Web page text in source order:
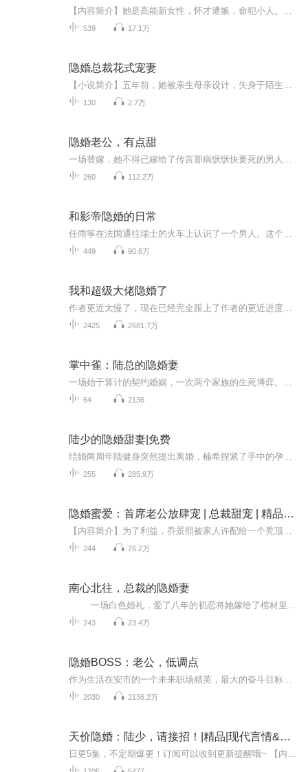
539 17.1万
隐婚总裁花式宠妻
130 2.7万
隐婚老公，有点甜
260 112.2万
和影帝隐婚的日常
449 90.6万
我和超级大佬隐婚了
2425 2681.7万
掌中雀：陆总的隐婚妻
64 2136
陆少的隐婚甜妻|免费
255 285.9万
隐婚蜜爱：首席老公放肆宠 | 总裁甜宠 | 精品双播
244 76.2万
南心北往，总裁的隐婚妻
243 23.4万
隐婚BOSS：老公，低调点
2030 2136.2万
天价隐婚：陆少，请接招！|精品|现代言情&天价隐婚